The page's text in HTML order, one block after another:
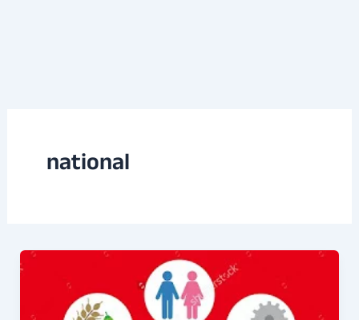
national